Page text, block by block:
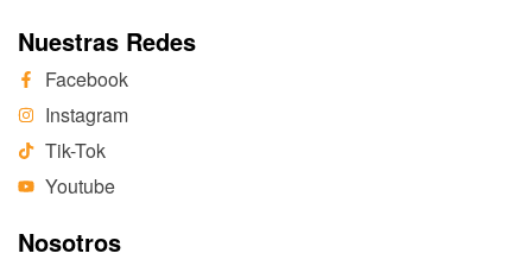
Nuestras Redes
Facebook
Instagram
Tik-Tok
Youtube
Nosotros